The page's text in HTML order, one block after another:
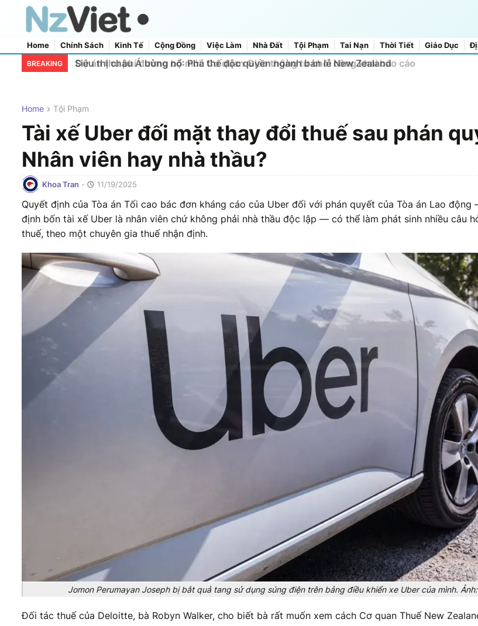
Home Chính Sách Kinh Tế Cộng Đồng Việc Làm Nhà Đất Tội Phạm Tai Nạn Thời Tiết Giáo Dục
Home About Us
Contact Us
BREAKING
Siêu thị châu Á bùng nổ: Phá thế độc quyền ngành bán lẻ New Zealand
Home Tội Phạm
Tài xế Uber đối mặt thay đổi thuế sau phán
Nhân viên hay nhà thầu?
Khoa Tran - 11/19/2025
Quyết định của Tòa án Tối cao bác đơn kháng cáo của Uber đối với phán quyết của Tòa án Lao
định bốn tài xế Uber là nhân viên chứ không phải nhà thầu độc lập — có thể làm phát sinh nhiều câu
thuế, theo một chuyên gia thuế nhận định.
Jomon Perumayan Joseph bị bắt quả tang sử dụng súng điện trên bảng điều khiển xe Uber của mình.
Đối tác thuế của Deloitte, bà Robyn Walker, cho biết bà rất muốn xem cách Cơ quan Thuế New